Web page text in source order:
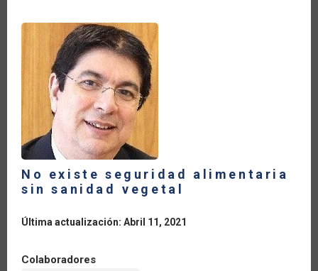
LOS
ORGANISMOS
INTERNACIONALES
No existe seguridad alimentaria
sin sanidad vegetal
Última actualización: Abril 11, 2021
Colaboradores